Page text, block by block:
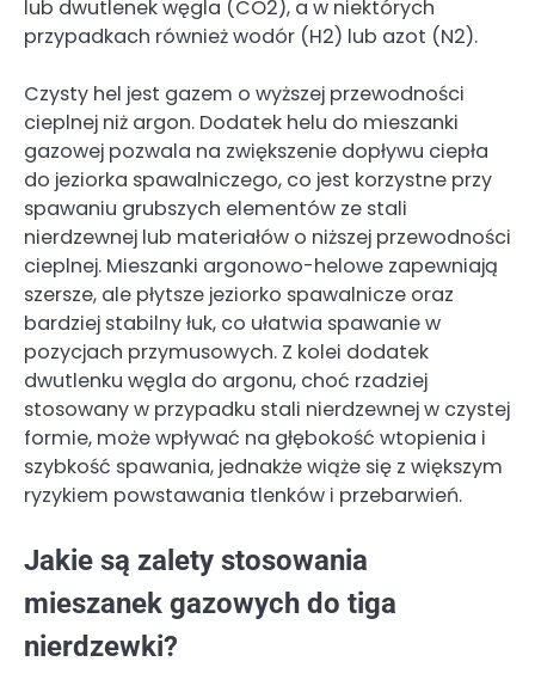
lub dwutlenek węgla (CO2), a w niektórych
przypadkach również wodór (H2) lub azot (N2).
Czysty hel jest gazem o wyższej przewodności
cieplnej niż argon. Dodatek helu do mieszanki
gazowej pozwala na zwiększenie dopływu ciepła
do jeziorka spawalniczego, co jest korzystne przy
spawaniu grubszych elementów ze stali
nierdzewnej lub materiałów o niższej przewodności
cieplnej. Mieszanki argonowo-helowe zapewniają
szersze, ale płytsze jeziorko spawalnicze oraz
bardziej stabilny łuk, co ułatwia spawanie w
pozycjach przymusowych. Z kolei dodatek
dwutlenku węgla do argonu, choć rzadziej
stosowany w przypadku stali nierdzewnej w czystej
formie, może wpływać na głębokość wtopienia i
szybkość spawania, jednakże wiąże się z większym
ryzykiem powstawania tlenków i przebarwień.
Jakie są zalety stosowania
mieszanek gazowych do tiga
nierdzewki?